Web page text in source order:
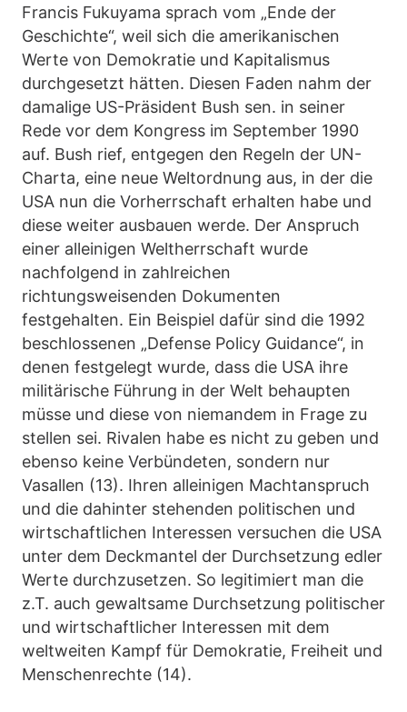
Francis Fukuyama sprach vom „Ende der
Geschichte“, weil sich die amerikanischen
Werte von Demokratie und Kapitalismus
durchgesetzt hätten. Diesen Faden nahm der
damalige US-Präsident Bush sen. in seiner
Rede vor dem Kongress im September 1990
auf. Bush rief, entgegen den Regeln der UN-
Charta, eine neue Weltordnung aus, in der die
USA nun die Vorherrschaft erhalten habe und
diese weiter ausbauen werde. Der Anspruch
einer alleinigen Weltherrschaft wurde
nachfolgend in zahlreichen
richtungsweisenden Dokumenten
festgehalten. Ein Beispiel dafür sind die 1992
beschlossenen „Defense Policy Guidance“, in
denen festgelegt wurde, dass die USA ihre
militärische Führung in der Welt behaupten
müsse und diese von niemandem in Frage zu
stellen sei. Rivalen habe es nicht zu geben und
ebenso keine Verbündeten, sondern nur
Vasallen (13). Ihren alleinigen Machtanspruch
und die dahinter stehenden politischen und
wirtschaftlichen Interessen versuchen die USA
unter dem Deckmantel der Durchsetzung edler
Werte durchzusetzen. So legitimiert man die
z.T. auch gewaltsame Durchsetzung politischer
und wirtschaftlicher Interessen mit dem
weltweiten Kampf für Demokratie, Freiheit und
Menschenrechte (14).